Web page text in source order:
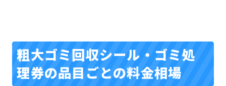
粗大ゴミ回収シール・ゴミ処
理券の品目ごとの料金相場